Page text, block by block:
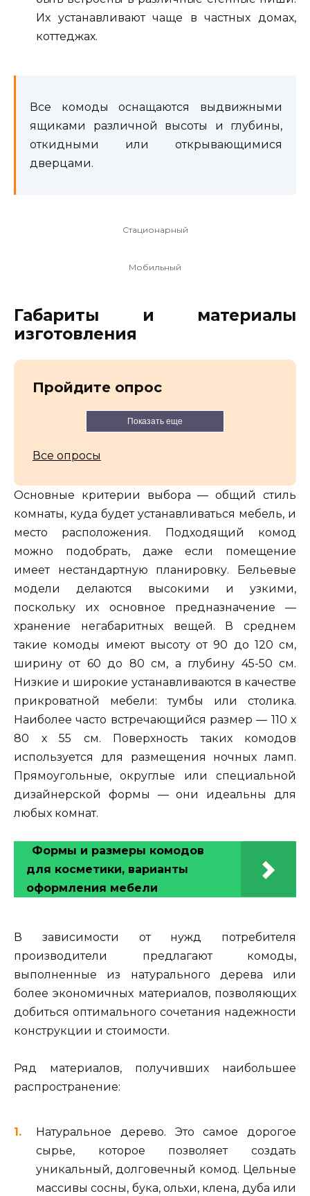
Их устанавливают чаще в частных домах,
коттеджах.
Все комоды оснащаются выдвижными
ящиками различной высоты и глубины,
откидными или открывающимися
дверцами.
Стационарный
Мобильный
Габариты и материалы
изготовления
Пройдите опрос
Показать еще
Все опросы
Основные критерии выбора — общий стиль
комнаты, куда будет устанавливаться мебель, и
место расположения. Подходящий комод
можно подобрать, даже если помещение
имеет нестандартную планировку. Бельевые
модели делаются высокими и узкими,
поскольку их основное предназначение —
хранение негабаритных вещей. В среднем
такие комоды имеют высоту от 90 до 120 см,
ширину от 60 до 80 см, а глубину 45-50 см.
Низкие и широкие устанавливаются в качестве
прикроватной мебели: тумбы или столика.
Наиболее часто встречающийся размер — 110 х
80 х 55 см. Поверхность таких комодов
используется для размещения ночных ламп.
Прямоугольные, округлые или специальной
дизайнерской формы — они идеальны для
любых комнат.
Формы и размеры комодов
для косметики, варианты
оформления мебели
В зависимости от нужд потребителя
производители предлагают комоды,
выполненные из натурального дерева или
более экономичных материалов, позволяющих
добиться оптимального сочетания надежности
конструкции и стоимости.
Ряд материалов, получивших наибольшее
распространение:
Натуральное дерево. Это самое дорогое
сырье, которое позволяет создать
уникальный, долговечный комод. Цельные
массивы сосны, бука, ольхи, клена, дуба или